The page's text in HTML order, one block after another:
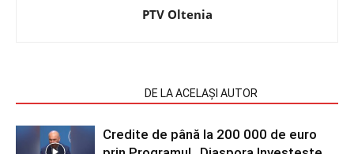
PTV Oltenia
DE LA ACELAȘI AUTOR
Credite de până la 200 000 de euro